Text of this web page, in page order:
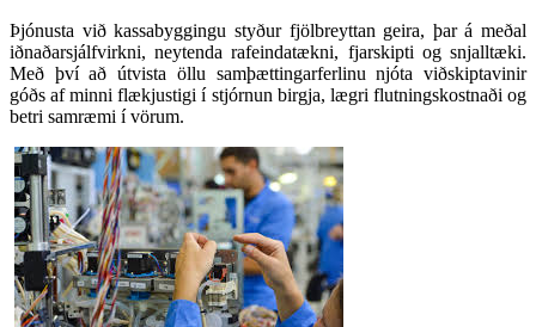
Þjónusta við kassabyggingu styður fjölbreyttan geira, þar á meðal
iðnaðarsjálfvirkni, neytenda rafeindatækni, fjarskipti og snjalltæki.
Með því að útvista öllu samþættingarferlinu njóta viðskiptavinir
góðs af minni flækjustigi í stjórnun birgja, lægri flutningskostnaði og
betri samræmi í vörum.